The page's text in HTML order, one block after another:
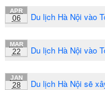
APR
06 Du lịch Hà Nội vào
MAR
22 Du lịch Hà Nội vào
JAN
28 Du lịch Hà Nội sẽ